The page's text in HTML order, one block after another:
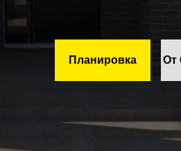
Планировка От